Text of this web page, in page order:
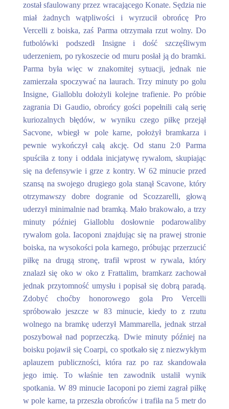
został sfaulowany przez wracającego Konate. Sędzia nie
miał żadnych wątpliwości i wyrzucił obrońcę Pro
Vercelli z boiska, zaś Parma otrzymała rzut wolny. Do
futbolówki podszedł Insigne i dość szczęśliwym
uderzeniem, po rykoszecie od muru posłał ją do bramki.
Parma była więc w znakomitej sytuacji, jednak nie
zamierzała spoczywać na laurach. Trzy minuty po golu
Insigne, Gialloblu dołożyli kolejne trafienie. Po próbie
zagrania Di Gaudio, obrońcy gości popełnili całą serię
kuriozalnych błędów, w wyniku czego piłkę przejął
Sacvone, wbiegł w pole karne, położył bramkarza i
pewnie wykończył całą akcję. Od stanu 2:0 Parma
spuściła z tony i oddała inicjatywę rywalom, skupiając
się na defensywie i grze z kontry. W 62 minucie przed
szansą na swojego drugiego gola stanął Scavone, który
otrzymawszy dobre dogranie od Scozzarelli, głową
uderzył minimalnie nad bramką. Mało brakowało, a trzy
minuty później Gialloblu dosłownie podarowaliby
rywalom gola. Iacoponi znajdując się na prawej stronie
boiska, na wysokości pola karnego, próbując przerzucić
piłkę na drugą stronę, trafił wprost w rywala, który
znalazł się oko w oko z Frattalim, bramkarz zachował
jednak przytomność umysłu i popisał się dobrą paradą.
Zdobyć choćby honorowego gola Pro Vercelli
spróbowało jeszcze w 83 minucie, kiedy to z rzutu
wolnego na bramkę uderzył Mammarella, jednak strzał
poszybował nad poprzeczką. Dwie minuty później na
boisku pojawił się Coarpi, co spotkało się z niezwykłym
aplauzem publiczności, która raz po raz skandowała
jego imię. To właśnie ten zawodnik ustalił wynik
spotkania. W 89 minucie Iacoponi po ziemi zagrał piłkę
w pole karne, ta przeszła obrońców i trafiła na 5 metr do